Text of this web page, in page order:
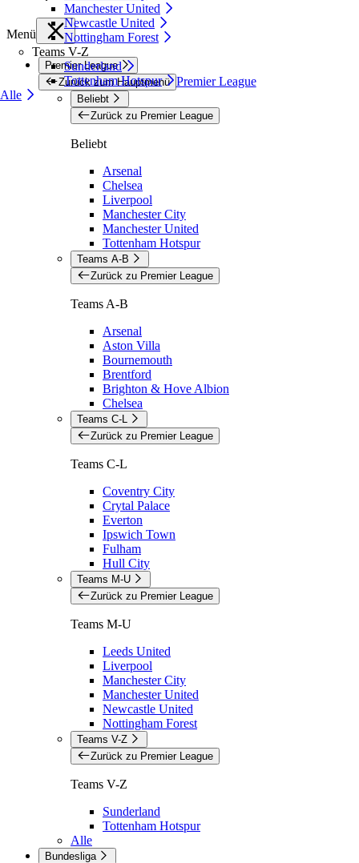
Manchester United
Newcastle United
Nottingham Forest
Teams V-Z
Sunderland
Tottenham Hotspur
Alle
Menü
Premier League
Zurück zum Hauptmenü Premier League
Beliebt
Zurück zu Premier League
Beliebt
Arsenal
Chelsea
Liverpool
Manchester City
Manchester United
Tottenham Hotspur
Teams A-B
Zurück zu Premier League
Teams A-B
Arsenal
Aston Villa
Bournemouth
Brentford
Brighton & Hove Albion
Chelsea
Teams C-L
Zurück zu Premier League
Teams C-L
Coventry City
Crytal Palace
Everton
Ipswich Town
Fulham
Hull City
Teams M-U
Zurück zu Premier League
Teams M-U
Leeds United
Liverpool
Manchester City
Manchester United
Newcastle United
Nottingham Forest
Teams V-Z
Zurück zu Premier League
Teams V-Z
Sunderland
Tottenham Hotspur
Alle
Bundesliga